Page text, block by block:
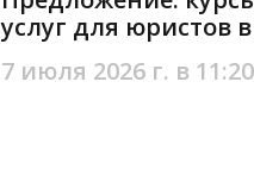
услуг для юристов
7 июля 2026 г. в 11:20